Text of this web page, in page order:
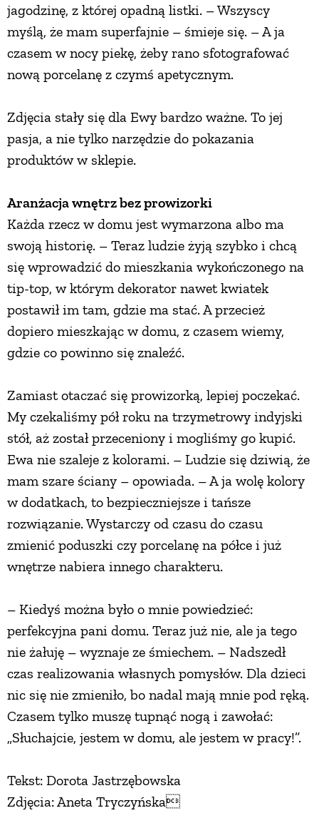
jagodzinę, z której opadną listki. – Wszyscy
myślą, że mam superfajnie – śmieje się. – A ja
czasem w nocy piekę, żeby rano sfotografować
nową porcelanę z czymś apetycznym.
Zdjęcia stały się dla Ewy bardzo ważne. To jej
pasja, a nie tylko narzędzie do pokazania
produktów w sklepie.
Aranżacja wnętrz bez prowizorki
Każda rzecz w domu jest wymarzona albo ma
swoją historię. – Teraz ludzie żyją szybko i chcą
się wprowadzić do mieszkania wykończonego na
tip-top, w którym dekorator nawet kwiatek
postawił im tam, gdzie ma stać. A przecież
dopiero mieszkając w domu, z czasem wiemy,
gdzie co powinno się znaleźć.
Zamiast otaczać się prowizorką, lepiej poczekać.
My czekaliśmy pół roku na trzymetrowy indyjski
stół, aż został przeceniony i mogliśmy go kupić.
Ewa nie szaleje z kolorami. – Ludzie się dziwią, że
mam szare ściany – opowiada. – A ja wolę kolory
w dodatkach, to bezpieczniejsze i tańsze
rozwiązanie. Wystarczy od czasu do czasu
zmienić poduszki czy porcelanę na półce i już
wnętrze nabiera innego charakteru.
– Kiedyś można było o mnie powiedzieć:
perfekcyjna pani domu. Teraz już nie, ale ja tego
nie żałuję – wyznaje ze śmiechem. – Nadszedł
czas realizowania własnych pomysłów. Dla dzieci
nic się nie zmieniło, bo nadal mają mnie pod ręką.
Czasem tylko muszę tupnąć nogą i zawołać:
„Słuchajcie, jestem w domu, ale jestem w pracy!”.
Tekst: Dorota Jastrzębowska
Zdjęcia: Aneta Tryczyńska